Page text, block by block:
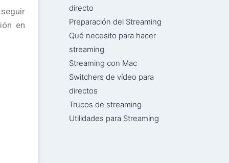
en
directo
Preparación del Streaming
Qué necesito para hacer
streaming
Streaming con Mac
Switchers de vídeo para
directos
Trucos de streaming
Utilidades para Streaming